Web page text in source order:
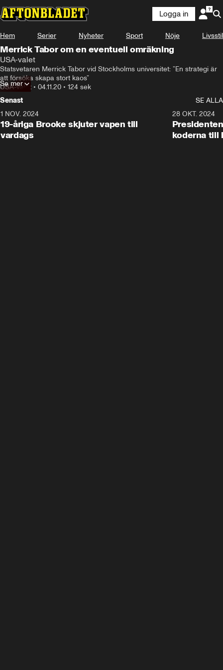
Logga in
Hem Serier Nyheter Sport Nöje Livsstil
Merrick Tabor om en eventuell omräkning
USA-valet
Statsvetaren Merrick Tabor vid Stockholms universitet: ”En strategi är
att försöka skapa stort kaos”
USA-valet • 04.11.20 • 124 sek
Se mer
Senast
SE ALLA
1 NOV. 2024
19-åriga Brooke skjuter vapen till
vardags
28 OKT. 2024
koderna till